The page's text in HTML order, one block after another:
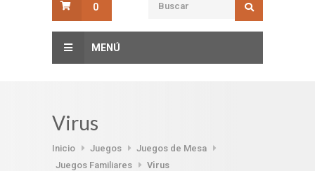
0
MENÚ
Virus
Inicio Juegos
Juegos de Mesa
Juegos Familiares
Virus